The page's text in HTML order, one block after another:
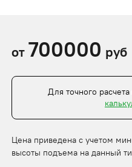
от 700000 руб
Для точного
Цена приведена с учетом
высоты подъема на данный